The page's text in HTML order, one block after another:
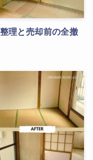
理と売却前の全撤